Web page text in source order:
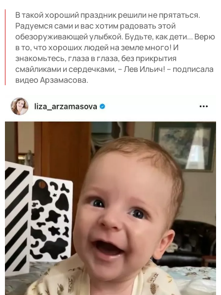
В такой хороший праздник решили не прятаться.
Радуемся сами и вас хотим радовать этой
обезоруживающей улыбкой. Будьте, как дети... Верю
в то, что хороших людей на земле много! И
знакомьтесь, глаза в глаза, без прикрытия
смайликами и сердечками, – Лев Ильич! – подписала
видео Арзамасова.